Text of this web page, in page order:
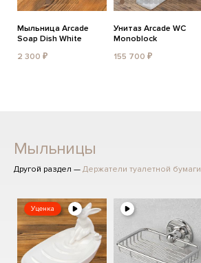
Мыльница Arcade
Soap Dish White
2 300 ₽
Унитаз Arcade WC
Monoblock
155 700 ₽
Мыльницы
Другой раздел — Держатели туалетной бумаги
Уценка